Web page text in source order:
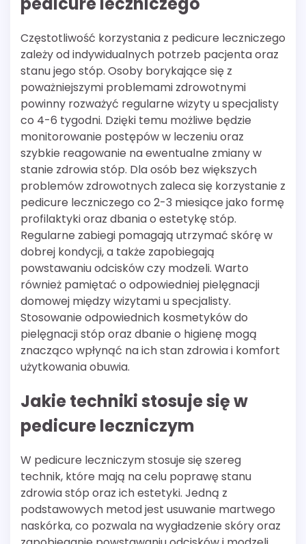
Częstotliwość korzystania z pedicure leczniczego
zależy od indywidualnych potrzeb pacjenta oraz
stanu jego stóp. Osoby borykające się z
poważniejszymi problemami zdrowotnymi
powinny rozważyć regularne wizyty u specjalisty
co 4-6 tygodni. Dzięki temu możliwe będzie
monitorowanie postępów w leczeniu oraz
szybkie reagowanie na ewentualne zmiany w
stanie zdrowia stóp. Dla osób bez większych
problemów zdrowotnych zaleca się korzystanie z
pedicure leczniczego co 2-3 miesiące jako formę
profilaktyki oraz dbania o estetykę stóp.
Regularne zabiegi pomagają utrzymać skórę w
dobrej kondycji, a także zapobiegają
powstawaniu odcisków czy modzeli. Warto
również pamiętać o odpowiedniej pielęgnacji
domowej między wizytami u specjalisty.
Stosowanie odpowiednich kosmetyków do
pielęgnacji stóp oraz dbanie o higienę mogą
znacząco wpłynąć na ich stan zdrowia i komfort
użytkowania obuwia.
Jakie techniki stosuje się w
pedicure leczniczym
W pedicure leczniczym stosuje się szereg
technik, które mają na celu poprawę stanu
zdrowia stóp oraz ich estetyki. Jedną z
podstawowych metod jest usuwanie martwego
naskórka, co pozwala na wygładzenie skóry oraz